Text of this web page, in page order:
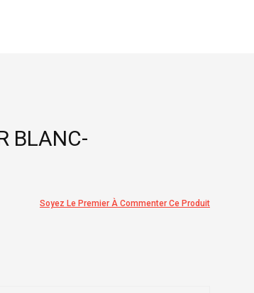
BLANC-
Soyez Le Premier À Commenter Ce Produit